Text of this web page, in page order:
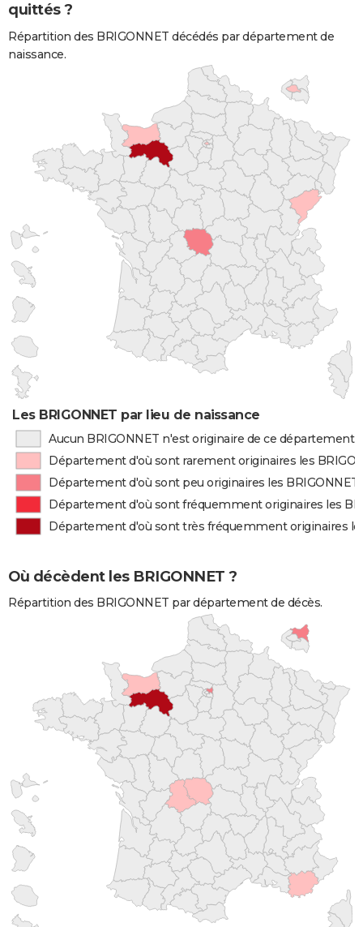
quittés ?
Répartition des BRIGONNET décédés par département de
naissance.
Les BRIGONNET par lieu de naissance
Aucun BRIGONNET n'est originaire de ce département
Département d'où sont rarement originaires les
Département d'où sont peu originaires les BRIGONNET
Département d'où sont fréquemment originaires les
Département d'où sont très fréquemment originaires
Où décèdent les BRIGONNET ?
Répartition des BRIGONNET par département de décès.